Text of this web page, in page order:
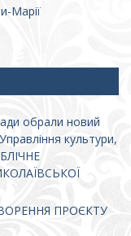
Марії
обрали новий
культури,
ПРОЄКТУ